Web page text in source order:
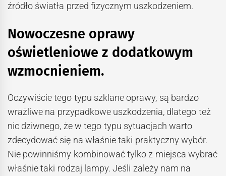
źródło światła przed fizycznym uszkodzeniem.
Nowoczesne oprawy
oświetleniowe z dodatkowym
wzmocnieniem.
Oczywiście tego typu szklane oprawy, są bardzo
wrażliwe na przypadkowe uszkodzenia, dlatego też
nic dziwnego, że w tego typu sytuacjach warto
zdecydować się na właśnie taki praktyczny wybór.
Nie powinniśmy kombinować tylko z miejsca wybrać
właśnie taki rodzaj lampy. Jeśli zależy nam na